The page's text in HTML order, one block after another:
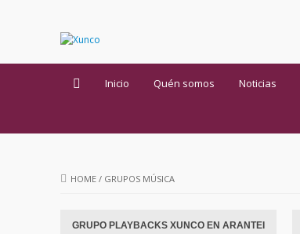
Inicio Quén somos Noticias
HOME / GRUPOS MÚSICA
GRUPO PLAYBACKS XUNCO EN ARANTEI